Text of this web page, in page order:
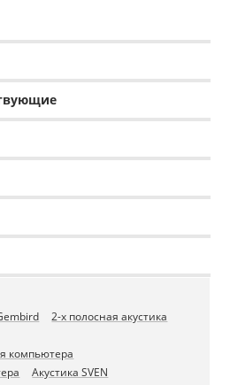
2-х полосная акустика
компьютера
Акустика SVEN